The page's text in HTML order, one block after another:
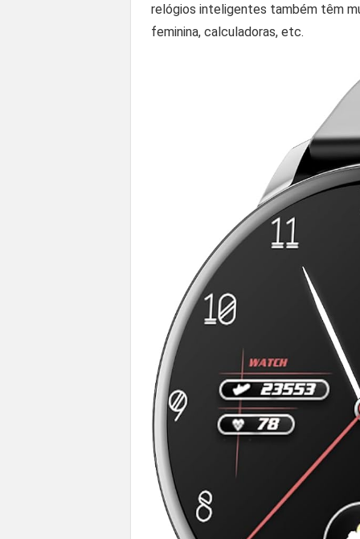
relógios inteligentes também têm
feminina, calculadoras, etc.